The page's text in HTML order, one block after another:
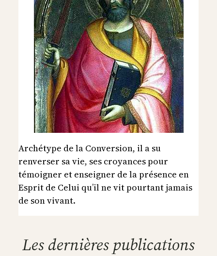
Archétype de la Conversion, il a su
renverser sa vie, ses croyances pour
témoigner et enseigner de la présence en
Esprit de Celui qu’il ne vit pourtant jamais
de son vivant.
Les dernières publications